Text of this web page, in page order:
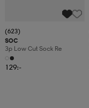
(623)
SOC
3p Low Cut Sock Re
129:-